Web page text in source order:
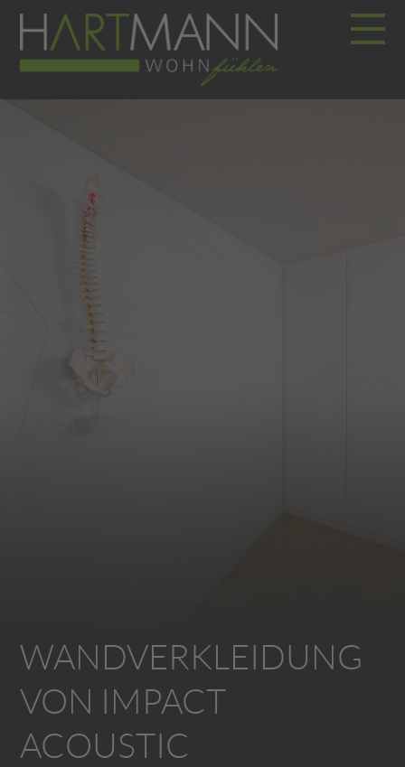
WANDVERKLEIDUNG
VON IMPACT
ACOUSTIC